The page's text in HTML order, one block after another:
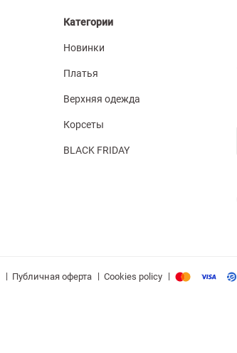
Категории
Новинки
Платья
Верхняя одежда
Корсеты
BLACK FRIDAY
| Публичная оферта | Cookies policy |